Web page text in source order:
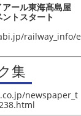
ール東海髙島屋
トスタート
railway_info/e
集
newspaper_t